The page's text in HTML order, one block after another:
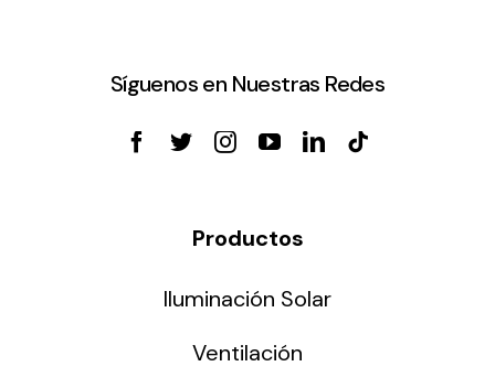
Síguenos en Nuestras Redes
Productos
Iluminación Solar
Ventilación